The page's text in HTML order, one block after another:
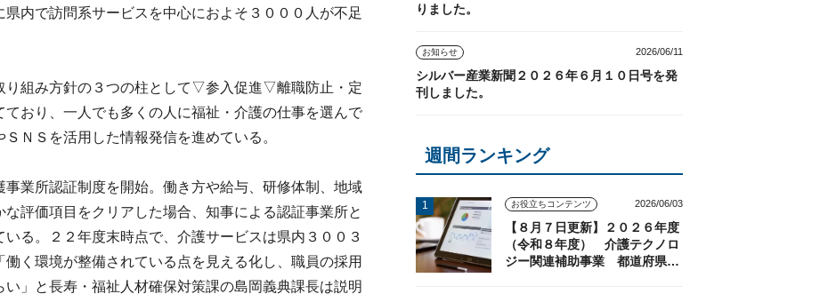
内で訪問系サービスを中心におよそ３０００人が不足
組み方針の３つの柱として▽参入促進▽離職防止・定
おり、一人でも多くの人に福祉・介護の仕事を選んで
ＮＳを活用した情報発信を進めている。
業所認証制度を開始。働き方や給与、研修体制、地域
評価項目をクリアした場合、知事による認証事業所と
る。２２年度末時点で、介護サービスは県内３００３
く環境が整備されている点を見える化し、職員の採用
」と長寿・福祉人材確保対策課の島岡義典課長は説明
りました。
お知らせ 2026/06/11
シルバー産業新聞２０２６年６月１０日号を発
刊しました。
週間ランキング
お役立ちコンテンツ 2026/06/03
【８月７日更新】２０２６年度
（令和８年度） 介護テクノロ
ジー関連補助事業 都道府県の